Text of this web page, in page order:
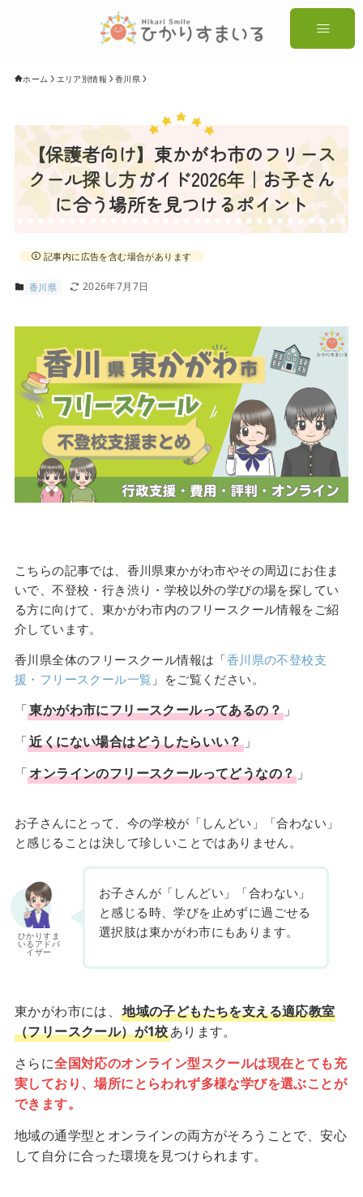
ホーム エリア別情報 香川県
【保護者向け】東かがわ市のフリース
クール探し方ガイド2026年｜お子さん
に合う場所を見つけるポイント
記事内に広告を含む場合があります
香川県 2026年7月7日
こちらの記事では、香川県東かがわ市やその周辺にお住ま
いで、不登校・行き渋り・学校以外の学びの場を探してい
る方に向けて、東かがわ市内のフリースクール情報をご紹
介しています。
香川県全体のフリースクール情報は「香川県の不登校支
援・フリースクール一覧 」をご覧ください。
「東かがわ市にフリースクールってあるの？」
「近くにない場合はどうしたらいい？」
「オンラインのフリースクールってどうなの？ 」
お子さんにとって、今の学校が「しんどい」「合わない」
と感じることは決して珍しいことではありません。
ひかりすま
いるアドバ
イザー
お子さんが「しんどい」「合わない」
と感じる時、学びを止めずに過ごせる
選択肢は東かがわ市にもあります。
東かがわ市には、地域の子どもたちを支える適応教室
（フリースクール）が1校あります。
さらに全国対応のオンライン型スクールは現在とても充
実しており、場所にとらわれず多様な学びを選ぶことが
できます。
地域の通学型とオンラインの両方がそろうことで、安心
して自分に合った環境を見つけられます。